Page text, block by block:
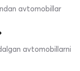
avtomobillar
avtomobillarni